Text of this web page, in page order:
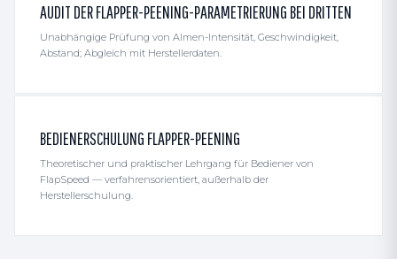
AUDIT DER FLAPPER-PEENING-PARAMETRIERUNG BEI DRITTEN
Unabhängige Prüfung von Almen-Intensität, Geschwindigkeit,
Abstand; Abgleich mit Herstellerdaten.
BEDIENERSCHULUNG FLAPPER-PEENING
Theoretischer und praktischer Lehrgang für Bediener von
FlapSpeed — verfahrensorientiert, außerhalb der
Herstellerschulung.